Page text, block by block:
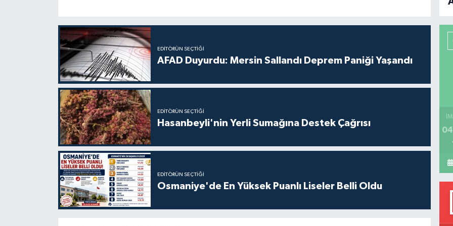
EDITÖRÜN SEÇTIĞI
AFAD Duyurdu: Mersin Sallandı Deprem Paniği Yaşandı
EDITÖRÜN SEÇTIĞI
Hasanbeyli'nin Yerli Sumağına Destek Çağrısı
EDITÖRÜN SEÇTIĞI
Osmaniye'de En Yüksek Puanlı Liseler Belli Oldu